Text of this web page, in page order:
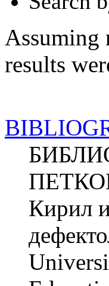
Assuming
results
Кирил